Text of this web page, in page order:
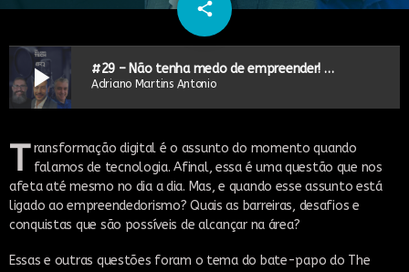
share
email
play_arrow #29 – Não tenha medo de empreender! | Entrevistado: Valter Lima
Adriano Martins Antonio
T ransformação digital é o assunto do momento quando
falamos de tecnologia. Afinal, essa é uma questão que nos
afeta até mesmo no dia a dia. Mas, e quando esse assunto está
ligado ao empreendedorismo? Quais as barreiras, desafios e
conquistas que são possíveis de alcançar na área?
Essas e outras questões foram o tema do bate-papo do The